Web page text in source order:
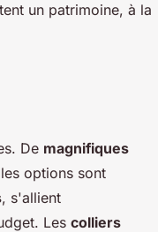
un patrimoine, à la
De magnifiques
options sont
, s'allient
Les colliers